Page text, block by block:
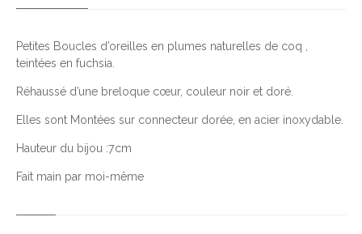
T
T
É
D
B
O
Petites Boucles d’oreilles en plumes naturelles de coq ,
teintées en fuchsia.
Réhaussé d’une breloque cœur, couleur noir et doré.
Elles sont Montées sur connecteur dorée, en acier inoxydable.
Hauteur du bijou :7cm
Fait main par moi-même